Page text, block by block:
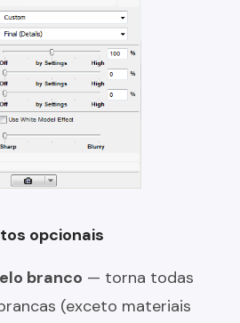
opcionais
branco — torna todas
(exceto materiais